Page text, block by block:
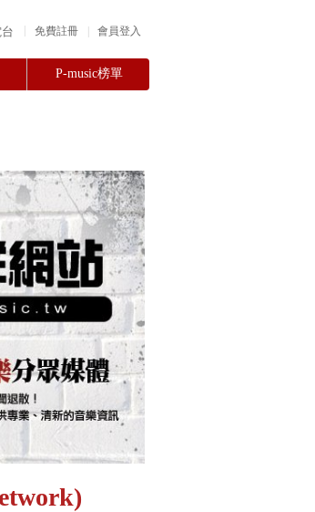
會員登入
免費註冊
P-music榜單